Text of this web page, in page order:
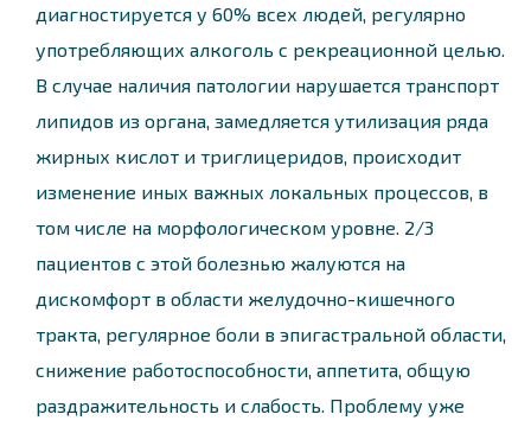
диагностируется у 60% всех людей, регулярно
употребляющих алкоголь с рекреационной целью.
В случае наличия патологии нарушается транспорт
липидов из органа, замедляется утилизация ряда
жирных кислот и триглицеридов, происходит
изменение иных важных локальных процессов, в
том числе на морфологическом уровне. 2/3
пациентов с этой болезнью жалуются на
дискомфорт в области желудочно-кишечного
тракта, регулярное боли в эпигастральной области,
снижение работоспособности, аппетита, общую
раздражительность и слабость. Проблему уже